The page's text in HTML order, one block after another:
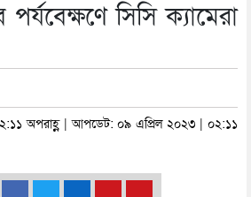
পর্যবেক্ষণে সিসি ক্যামেরা
অপরাহ্ণ | আপডেট: ০৯ এপ্রিল ২০২৩ | ০২:১১